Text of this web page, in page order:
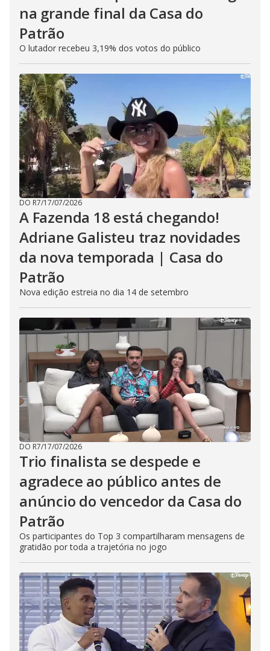
na grande final da Casa do
Patrão
O lutador recebeu 3,19% dos votos do público
DO R7/17/07/2026
A Fazenda 18 está chegando!
Adriane Galisteu traz novidades
da nova temporada | Casa do
Patrão
Nova edição estreia no dia 14 de setembro
DO R7/17/07/2026
Trio finalista se despede e
agradece ao público antes de
anúncio do vencedor da Casa do
Patrão
Os participantes do Top 3 compartilharam mensagens de
gratidão por toda a trajetória no jogo